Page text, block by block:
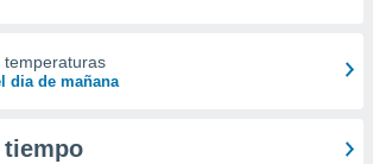
temperaturas
dia de mañana